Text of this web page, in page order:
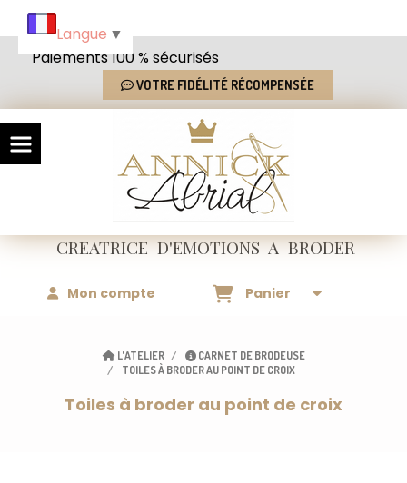
Paiements 100 % sécurisés
VOTRE FIDÉLITÉ RÉCOMPENSÉE
CREATRICED'EMOTIONSA BRODER
Mon compte Panier
L'ATELIER
CARNET DE BRODEUSE
TOILES À BRODER AU POINT DE CROIX
Toiles à broder au point de croix
Langue ▼